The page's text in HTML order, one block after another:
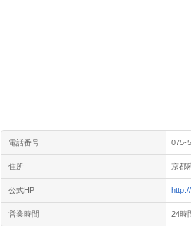
電話番号 075-
住所 京都
公式HP
営業時間 24時